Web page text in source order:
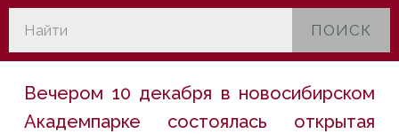
ПОИСК
Вечером 10 декабря в новосибирском
Академпарке состоялась открытая